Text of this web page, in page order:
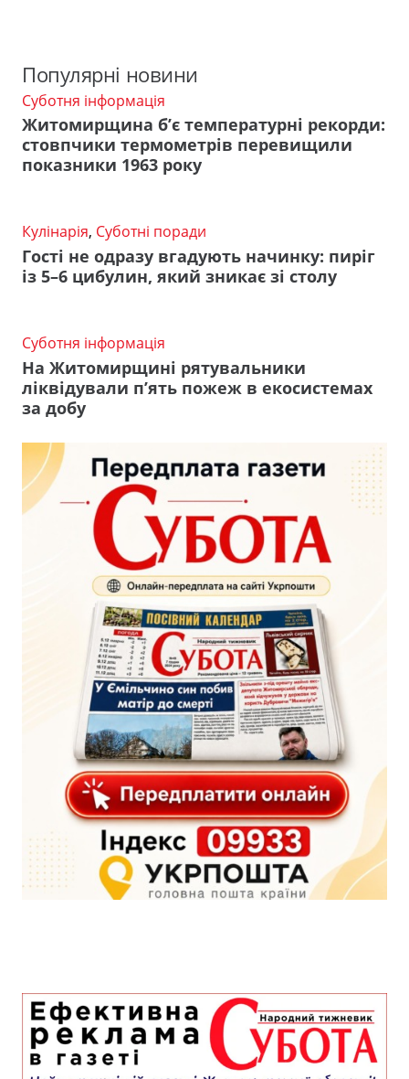
Популярні новини
Суботня інформація
Житомирщина б’є температурні рекорди:
стовпчики термометрів перевищили
показники 1963 року
Кулінарія, Суботні поради
Гості не одразу вгадують начинку: пиріг
із 5–6 цибулин, який зникає зі столу
Суботня інформація
На Житомирщині рятувальники
ліквідували п’ять пожеж в екосистемах
за добу